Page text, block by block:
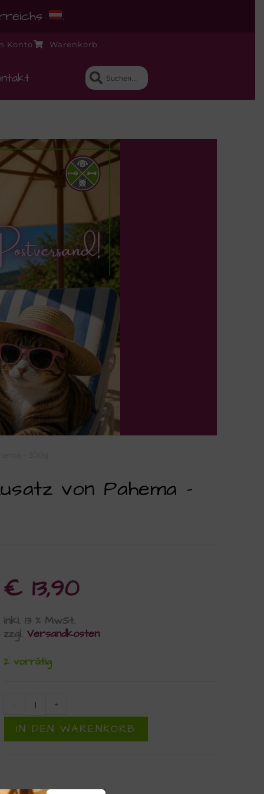
.
Konto Warenkorb
von Pahema –
€ 13,90
inkl. 13 % MwSt.
zzgl.Versandkosten
2 vorrätig
- +
IN DEN WARENKORB